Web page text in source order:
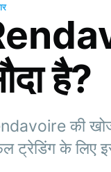
है?
की
ट्रेडिंग के लिए